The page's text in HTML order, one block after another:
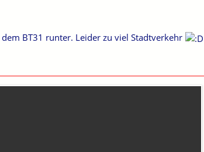
BT31 runter. Leider zu viel Stadtverkehr